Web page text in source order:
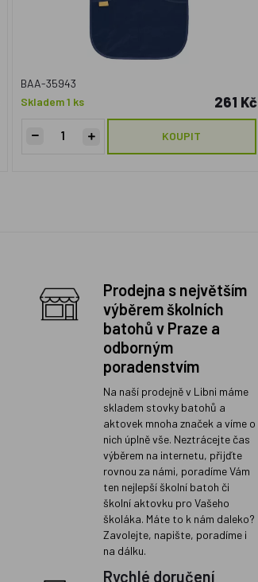
BAA-35943
Skladem 1 ks
261 Kč
KOUPIT
Prodejna s největším
výběrem školních
batohů v Praze a
odborným
poradenstvím
Na naší prodejně v Libni máme
skladem stovky batohů a
aktovek mnoha značek a víme o
nich úplně vše. Neztrácejte čas
výběrem na internetu, přijďte
rovnou za námi, poradíme Vám
ten nejlepší školní batoh či
školní aktovku pro Vašeho
školáka. Máte to k nám daleko?
Zavolejte, napište, poradíme i
na dálku.
Rychlé doručení